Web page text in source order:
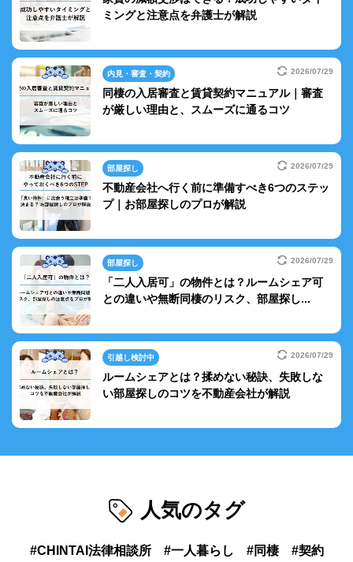
ミングと注意点を弁護士が解説
内見・審査・契約 2026/07/29
同棲の入居審査と賃貸契約マニュアル｜審査
が厳しい理由と、スムーズに通るコツ
部屋探し 2026/07/29
不動産会社へ行く前に準備すべき6つのステッ
プ｜お部屋探しのプロが解説
部屋探し 2026/07/29
「二人入居可」の物件とは？ルームシェア可
との違いや無断同棲のリスク、部屋探し...
引越し検討中 2026/07/29
ルームシェアとは？揉めない秘訣、失敗しな
い部屋探しのコツを不動産会社が解説
人気のタグ
CHINTAI法律相談所 一人暮らし 同棲 契約